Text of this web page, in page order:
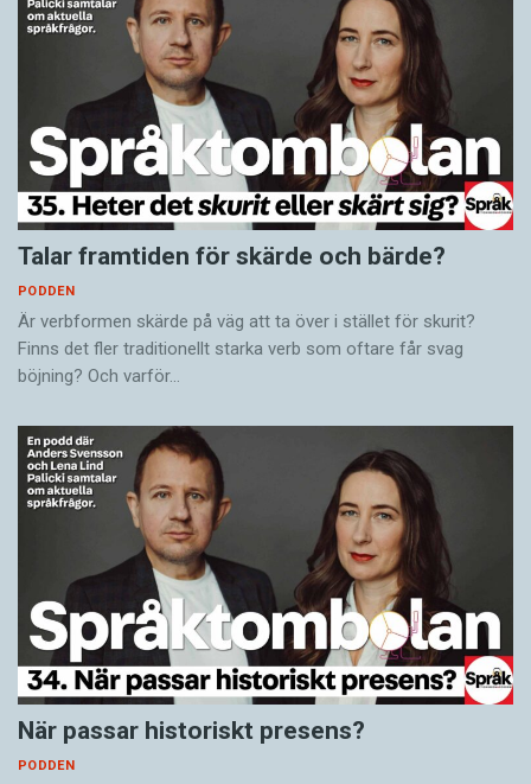
Talar framtiden för skärde och bärde?
PODDEN
Är verbformen skärde på väg att ta över i stället för skurit?
Finns det fler traditionellt starka verb som oftare får svag
böjning? Och varför…
När passar historiskt presens?
PODDEN